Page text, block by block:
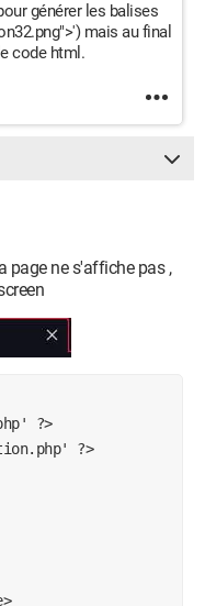
générer les balises
mais au final
code html.
page ne s'affiche pas ,
?>
?>